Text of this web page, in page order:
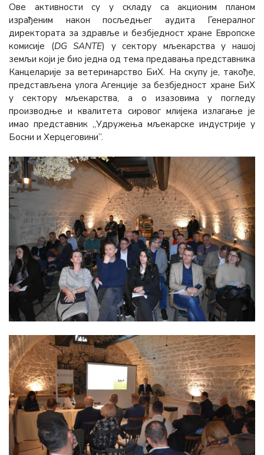
Ове активности су у складу са акционим планом
израђеним након посљедњег аудита Генералног
директората за здравље и безбједност хране Европске
комисије (DG SANTE) у сектору мљекарства у нашој
земљи који је био једна од тема предавања представника
Канцеларије за ветеринарство БиХ. На скупу је, такође,
представљена улога Агенције за безбједност хране БиХ
у сектору мљекарства, а о изазовима у погледу
производње и квалитета сировог млијека излагање је
имао представник „Удружења мљекарске индустрије у
Босни и Херцеговини”.